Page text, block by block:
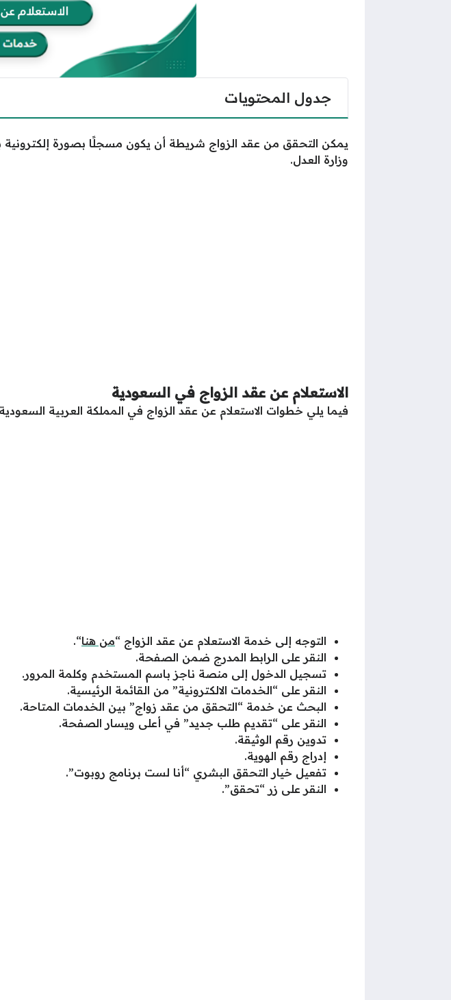
جدول المحتويات
يمكن التحقق من عقد الزواج شريطة أن يكون مسجلًا بصورة إلكترونية
وزارة العدل.
الاستعلام عن عقد الزواج في السعودية
فيما يلي خطوات الاستعلام عن عقد الزواج في المملكة العربية
التوجه إلى خدمة الاستعلام عن عقد الزواج “من هنا“.
النقر على الرابط المدرج ضمن الصفحة.
تسجيل الدخول إلى منصة ناجز باسم المستخدم وكلمة المرور.
النقر على “الخدمات الالكترونية” من القائمة الرئيسية.
البحث عن خدمة “التحقق من عقد زواج” بين الخدمات المتاحة.
النقر على “تقديم طلب جديد” في أعلى ويسار الصفحة.
تدوين رقم الوثيقة.
إدراج رقم الهوية.
تفعيل خيار التحقق البشري “أنا لست برنامج روبوت”.
النقر على زر “تحقق”.